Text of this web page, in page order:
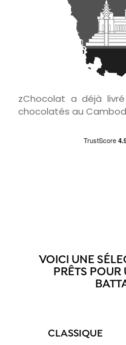
zChocolat a déjà
chocolatés au
VOICI UNE
PRÊTS
CLASSIQUE